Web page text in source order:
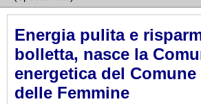
Energia pulita e
bolletta, nasce la
energetica del
delle Femmine